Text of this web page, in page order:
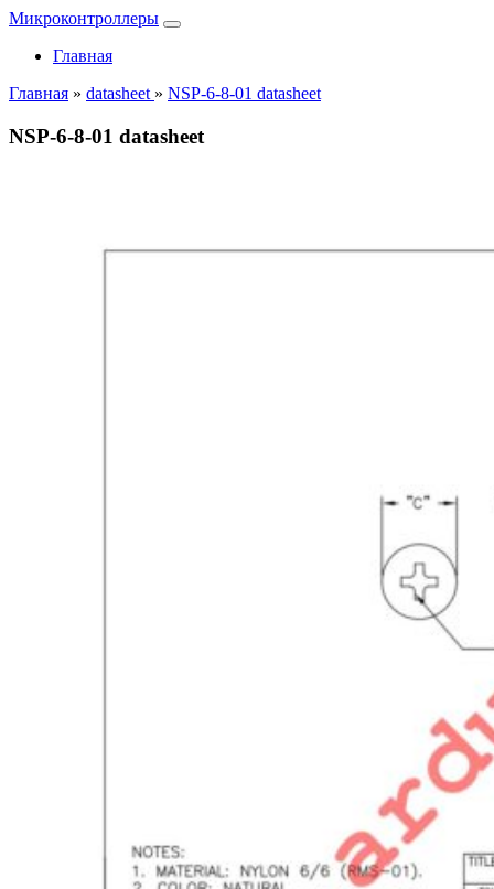
Микроконтроллеры
Главная
Главная » datasheet » NSP-6-8-01 datasheet
NSP-6-8-01 datasheet